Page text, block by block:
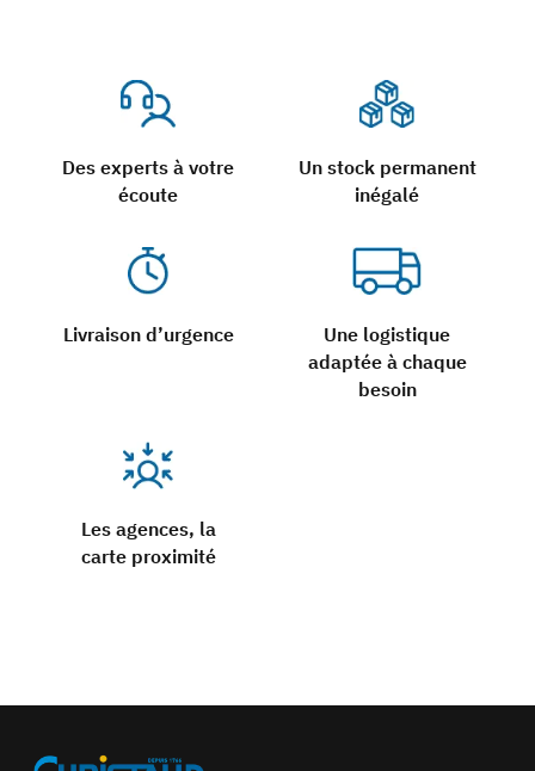
Des experts à votre
écoute
Un stock permanent
inégalé
Livraison d’urgence
Une logistique
adaptée à chaque
besoin
Les agences, la
carte proximité